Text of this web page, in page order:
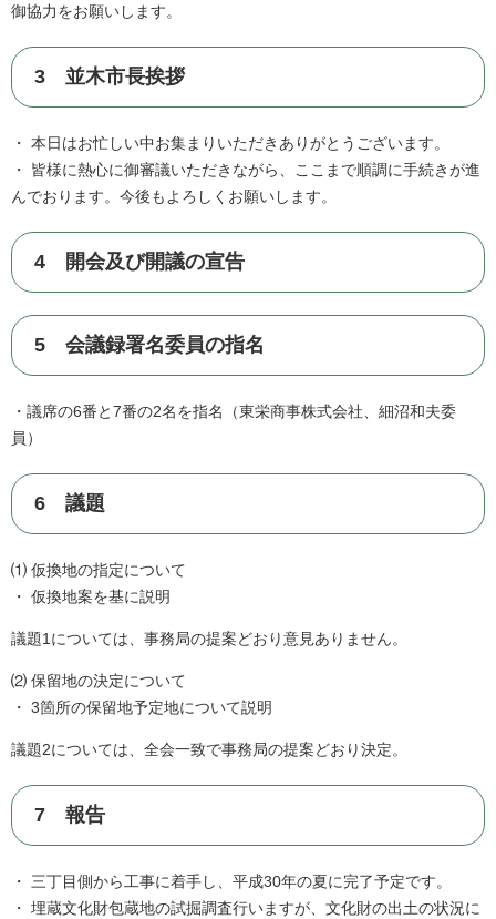
御協力をお願いします。
3 並木市長挨拶
・ 本日はお忙しい中お集まりいただきありがとうございます。
・ 皆様に熱心に御審議いただきながら、ここまで順調に手続きが進
んでおります。今後もよろしくお願いします。
4 開会及び開議の宣告
5 会議録署名委員の指名
・議席の6番と7番の2名を指名（東栄商事株式会社、細沼和夫委
員）
6 議題
⑴ 仮換地の指定について
・ 仮換地案を基に説明
議題1については、事務局の提案どおり意見ありません。
⑵ 保留地の決定について
・ 3箇所の保留地予定地について説明
議題2については、全会一致で事務局の提案どおり決定。
7 報告
・ 三丁目側から工事に着手し、平成30年の夏に完了予定です。
・ 埋蔵文化財包蔵地の試掘調査行いますが、文化財の出土の状況に